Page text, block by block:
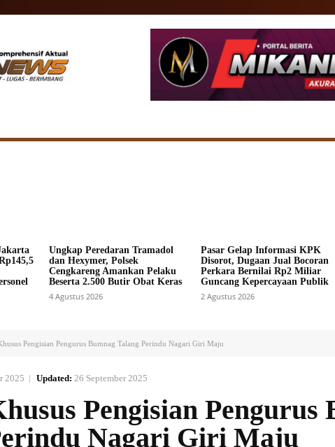
Ungkap Peredaran Tramadol
dan Hexymer, Polsek
Cengkareng Amankan Pelaku
Beserta 2.500 Butir Obat Keras
4 Agustus 2026
Pasar Gelap Informasi KPK
Disorot, Dugaan Jual Bocoran
Perkara Bernilai Rp2 Miliar
Guncang Kepercayaan Publik
2 Agustus 2026
Pengisian Pengurus Bumnag Talang Perindu Nagari Giri Maju
2025 Updated: 26 September 2025
Pengisian Pengurus
Nagari Giri Maju